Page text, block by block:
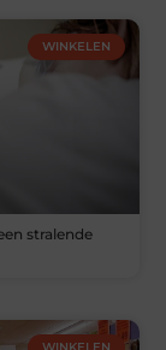
WINKELEN
stralende
WINKELEN